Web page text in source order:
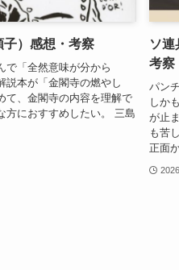
）感想・考察
で「全然意味が分から
本が「金閣寺の燃やし
て、金閣寺の内容を理解で
方におすすめしたい。 三島
ソ連
考察
パン
しか
が止
も苦
正面